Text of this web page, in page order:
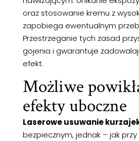
oraz stosowanie kremu z
zapobiega ewentualnym
Przestrzeganie tych zasad
gojenia i gwarantuje
efekt.
Możliwe
efekty uboczne
Laserowe usuwanie
bezpiecznym, jednak – jak przy